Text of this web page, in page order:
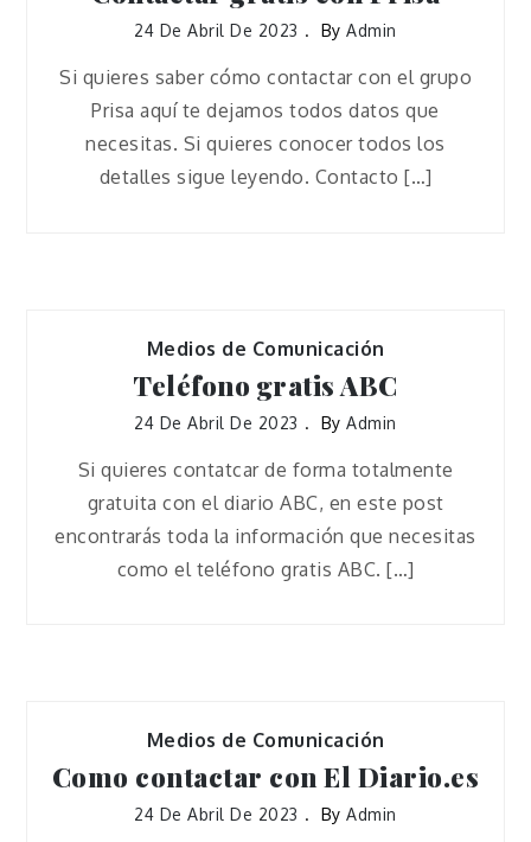
24 De Abril De 2023 ByAdmin
Si quieres saber cómo contactar con el grupo
Prisa aquí te dejamos todos datos que
necesitas. Si quieres conocer todos los
detalles sigue leyendo. Contacto […]
Medios de Comunicación
Teléfono gratis ABC
24 De Abril De 2023 ByAdmin
Si quieres contatcar de forma totalmente
gratuita con el diario ABC, en este post
encontrarás toda la información que necesitas
como el teléfono gratis ABC. […]
Medios de Comunicación
Como contactar con El Diario.es
24 De Abril De 2023 ByAdmin